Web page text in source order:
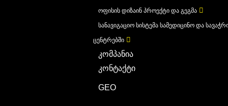
ოფისის დიზაინ პროექტი და გეგმა
სანავიგაციო სისტემა სამედიცინო და
ცენტრებში
კომპანია
კონტაქტი
GEO